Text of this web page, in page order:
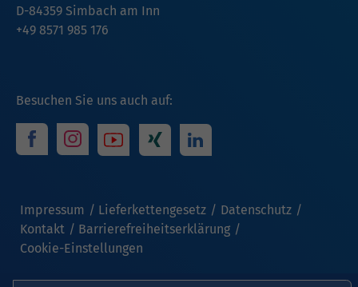
Besuchen Sie uns auch auf:
Impressum Lieferkettengesetz
Datenschutz
Kontakt
Barrierefreiheitserklärung
Cookie-Einstellungen
D-84359 Simbach am Inn
+49 8571 985 176